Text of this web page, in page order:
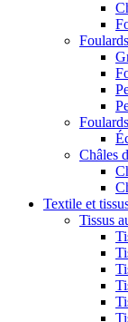
Châles
Textile et
Tissus